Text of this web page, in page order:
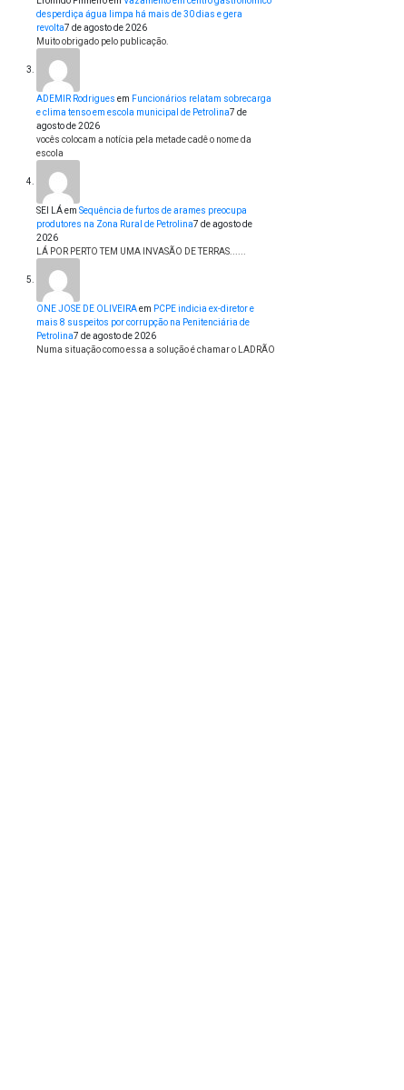
desperdiça água limpa há mais de 30 dias e gera
revolta7 de agosto de 2026
Muito obrigado pelo publicação.
ADEMIR Rodrigues em Funcionários relatam sobrecarga
e clima tenso em escola municipal de Petrolina7 de
agosto de 2026
vocês colocam a notícia pela metade cadê o nome da
escola
SEI LÁem Sequência de furtos de arames preocupa
produtores na Zona Rural de Petrolina7 de agosto de
2026
LÁ POR PERTO TEM UMA INVASÃO DE TERRAS......
ONE JOSE DE OLIVEIRAem PCPE indicia ex-diretor e
mais 8 suspeitos por corrupção na Penitenciária de
Petrolina7 de agosto de 2026
Numa situação como essa a solução é chamar o LADRÃO